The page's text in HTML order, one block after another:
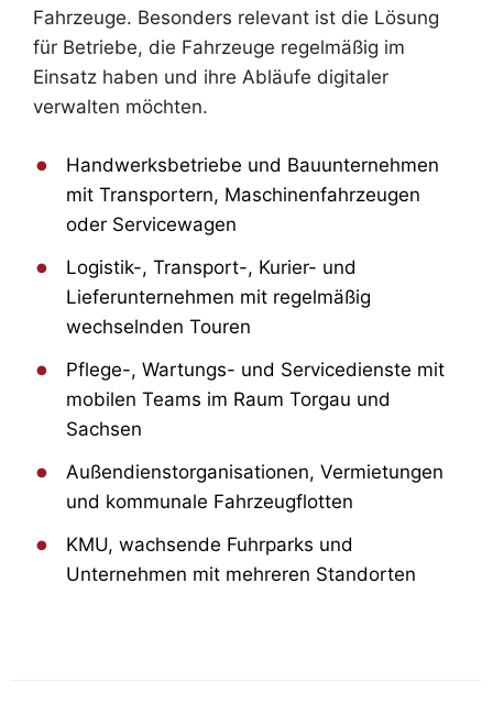
Fahrzeuge. Besonders relevant ist die Lösung
für Betriebe, die Fahrzeuge regelmäßig im
Einsatz haben und ihre Abläufe digitaler
verwalten möchten.
Handwerksbetriebe und Bauunternehmen
mit Transportern, Maschinenfahrzeugen
oder Servicewagen
Logistik-, Transport-, Kurier- und
Lieferunternehmen mit regelmäßig
wechselnden Touren
Pflege-, Wartungs- und Servicedienste mit
mobilen Teams im Raum Torgau und
Sachsen
Außendienstorganisationen, Vermietungen
und kommunale Fahrzeugflotten
KMU, wachsende Fuhrparks und
Unternehmen mit mehreren Standorten